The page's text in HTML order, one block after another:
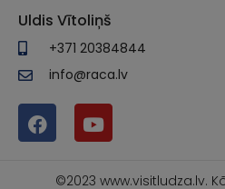
Uldis Vītoliņš
+371 20384844
info@raca.lv
©2023 www.visitludza.lv.